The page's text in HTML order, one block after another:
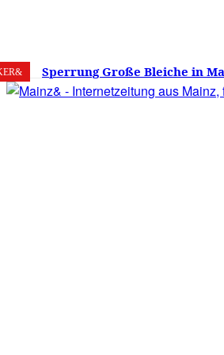
8. August 2026 22.9 Mainz
Sperrung Große Bleiche in
verwirrt, Mainzer stinksauer